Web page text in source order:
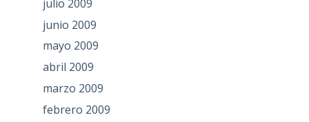
julio 2009
junio 2009
mayo 2009
abril 2009
marzo 2009
febrero 2009